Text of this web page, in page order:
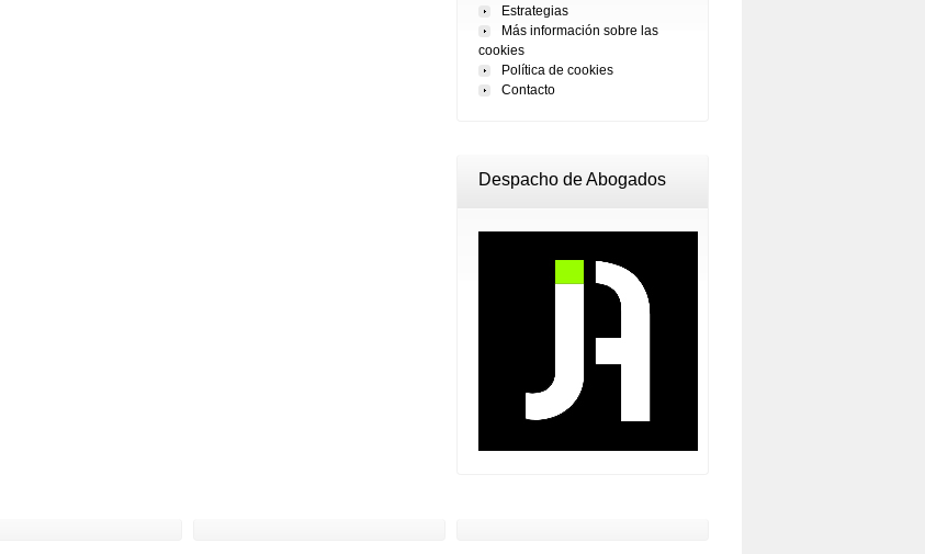
Estrategias
Más información sobre las
cookies
Política de cookies
Contacto
Despacho de Abogados